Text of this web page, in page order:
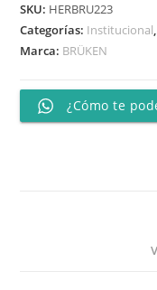
SKU: HERBRU223
Categorías: Institucional,
Marca: BRÜKEN
¿Cómo te